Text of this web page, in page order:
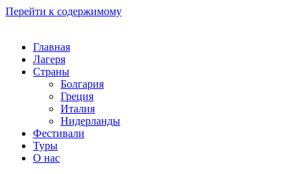
Перейти к содержимому
Главная
Лагеря
Страны
Болгария
Греция
Италия
Нидерланды
Фестивали
Туры
О нас